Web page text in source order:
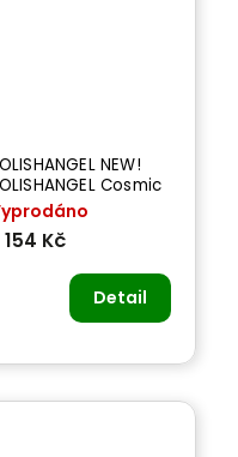
NEW!
Cosmic
500 ml -
OCHRANA LAKU
154 Kč
Detail